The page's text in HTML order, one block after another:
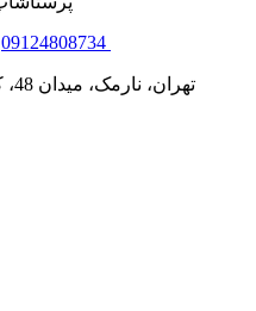
09124808734
تهران، نارمک، میدان 48، کوچه شهید سیاوش، پلاک 16